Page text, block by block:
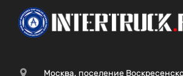
Москва, поселение